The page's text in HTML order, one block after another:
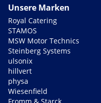
Unsere Marken
Royal Catering
STAMOS
MSW Motor Technics
Steinberg Systems
ulsonix
hillvert
physa
Wiesenfield